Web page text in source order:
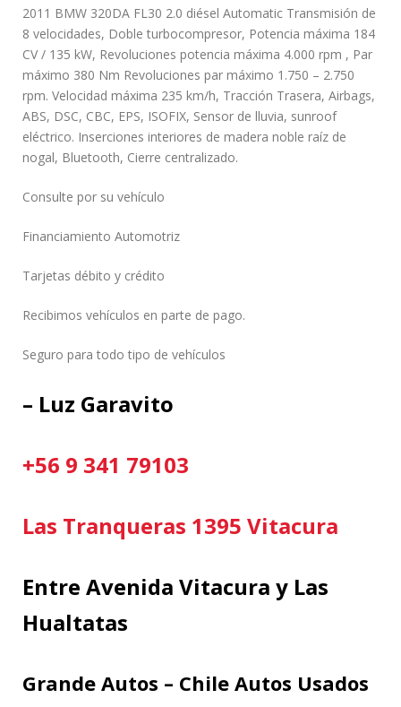
2011 BMW 320DA FL30 2.0 diésel Automatic Transmisión de
8 velocidades, Doble turbocompresor, Potencia máxima 184
CV / 135 kW, Revoluciones potencia máxima 4.000 rpm , Par
máximo 380 Nm Revoluciones par máximo 1.750 – 2.750
rpm. Velocidad máxima 235 km/h, Tracción Trasera, Airbags,
ABS, DSC, CBC, EPS, ISOFIX, Sensor de lluvia, sunroof
eléctrico. Inserciones interiores de madera noble raíz de
nogal, Bluetooth, Cierre centralizado.
Consulte por su vehículo
Financiamiento Automotriz
Tarjetas débito y crédito
Recibimos vehículos en parte de pago.
Seguro para todo tipo de vehículos
– Luz Garavito
+56 9 341 79103
Las Tranqueras 1395 Vitacura
Entre Avenida Vitacura y Las
Hualtatas
Grande Autos – Chile Autos Usados